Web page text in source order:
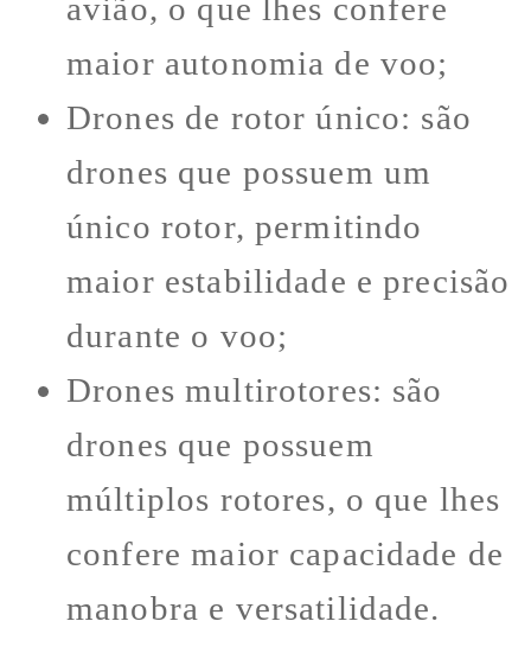
avião, o que lhes confere
maior autonomia de voo;
Drones de rotor único: são
drones que possuem um
único rotor, permitindo
maior estabilidade e precisão
durante o voo;
Drones multirotores: são
drones que possuem
múltiplos rotores, o que lhes
confere maior capacidade de
manobra e versatilidade.